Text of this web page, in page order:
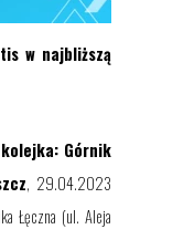
w najbliższą
Górnik
, 29.04.2023
Łęczna (ul. Aleja